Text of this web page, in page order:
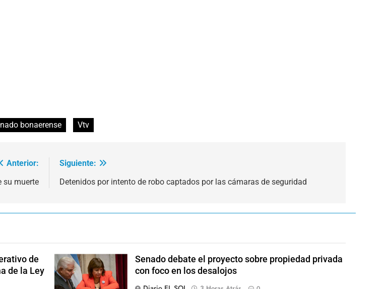
bonaerense Vtv
Anterior:
su muerte
Siguiente:
Detenidos por intento de robo captados por las cámaras de seguridad
de
de la Ley
Senado debate el proyecto sobre propiedad privada
con foco en los desalojos